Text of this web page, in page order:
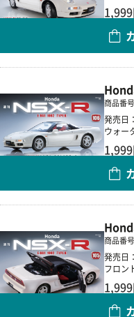
商品番号
発売日
ウォー
商品番号
発売日
フロン